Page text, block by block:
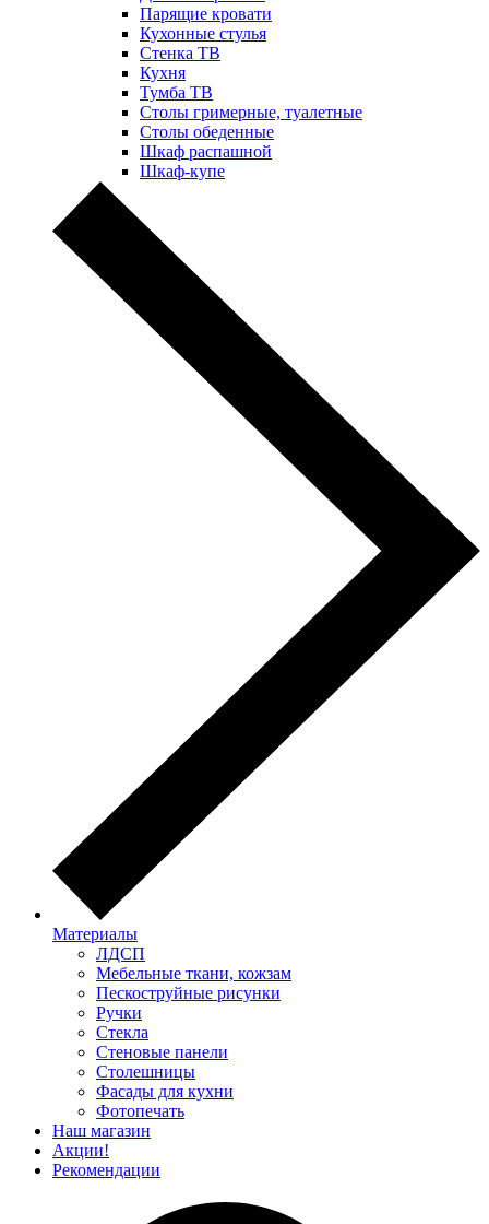
Парящие кровати
Кухонные стулья
Стенка ТВ
Кухня
Тумба ТВ
Столы гримерные, туалетные
Столы обеденные
Шкаф распашной
Шкаф-купе
Материалы
ЛДСП
Мебельные ткани, кожзам
Пескоструйные рисунки
Ручки
Стекла
Стеновые панели
Столешницы
Фасады для кухни
Фотопечать
Наш магазин
Акции!
Рекомендации